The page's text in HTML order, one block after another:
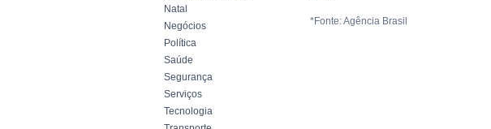
Natal
Negócios
Política
Saúde
Segurança
Serviços
Tecnologia
*Fonte: Agência Brasil